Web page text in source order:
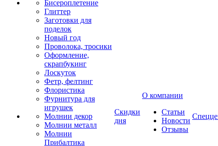
Бисероплетение
Глиттер
Заготовки для
поделок
Новый год
Проволока, тросики
Оформление,
скрапбукинг
Лоскуток
Фетр, фелтинг
Флористика
Фурнитура для
игрушек
Молнии декор
Молнии металл
Молнии
Прибалтика
Скидки
дня
О компании
Статьи
Новости
Отзывы